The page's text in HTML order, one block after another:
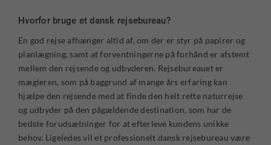
Hvorfor bruge et dansk rejsebureau?
En god rejse afhænger altid af, om der er styr på papirer og
planlægning, samt at forventningerne på forhånd er afstemt
mellem den rejsende og udbyderen. Rejsebureauet er
mægleren, som på baggrund af mange års erfaring kan
hjælpe den rejsende med at finde den helt rette naturrejse
og udbyder på den pågældende destination, som har de
bedste forudsætninger for at efterleve kundens unikke
behov. Ligeledes vil et professionelt dansk rejsebureau være